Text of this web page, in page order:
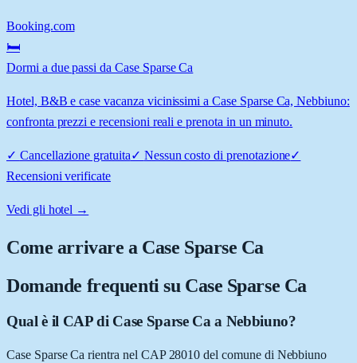
Booking.com
🛏️
Dormi a due passi da Case Sparse Ca
Hotel, B&B e case vacanza vicinissimi a Case Sparse Ca, Nebbiuno:
confronta prezzi e recensioni reali e prenota in un minuto.
✓ Cancellazione gratuita✓ Nessun costo di prenotazione✓
Recensioni verificate
Vedi gli hotel →
Come arrivare a Case Sparse Ca
Domande frequenti su Case Sparse Ca
Qual è il CAP di Case Sparse Ca a Nebbiuno?
Case Sparse Ca rientra nel CAP 28010 del comune di Nebbiuno